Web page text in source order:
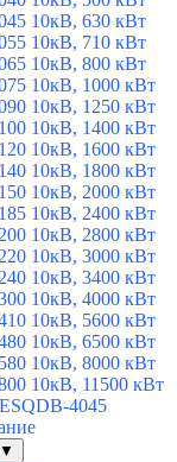
10кВ, 630 кВт
10кВ, 710 кВт
10кВ, 800 кВт
10кВ, 1000 кВт
10кВ, 1250 кВт
10кВ, 1400 кВт
10кВ, 1600 кВт
10кВ, 1800 кВт
10кВ, 2000 кВт
10кВ, 2400 кВт
10кВ, 2800 кВт
10кВ, 3000 кВт
10кВ, 3400 кВт
10кВ, 4000 кВт
10кВ, 5600 кВт
10кВ, 6500 кВт
10кВ, 8000 кВт
10кВ, 11500 кВт
4045
▼